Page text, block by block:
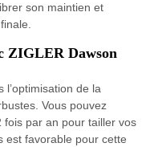
son maintien et
ZIGLER Dawson
l’optimisation de la
Vous pouvez
fois par an pour tailler vos
est favorable pour cette